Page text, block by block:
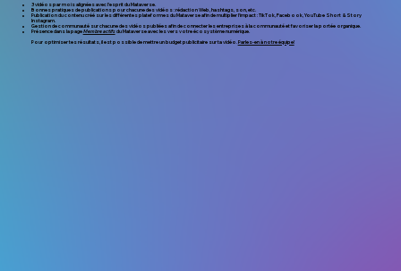
3 vidéos par mois alignées avec l’esprit du Mataverse.
Bonnes pratiques de publications pour chacune des vidéos : rédaction Web, hashtags, son, etc.
Publication du contenu créé sur les différentes plateformes du Mataverse afin de multiplier l'impact : TikTok, Facebook, YouTube Short & Story
Instagram.
Gestion de communauté sur chacune des vidéos publiées afin de connecter les entreprises à la communauté et favoriser la portée organique.
Présence dans la pageMembre actifs du Mataverse avec les vers votre écosystème numérique.
Pour optimiser tes résultats, il est possible de mettre un budget publicitaire sur ta vidéo. Parles-en à notre équipe!